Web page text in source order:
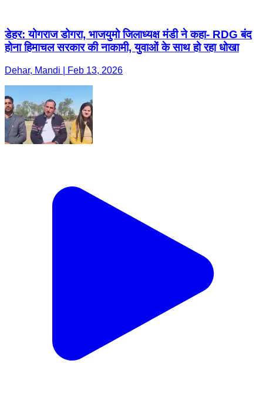
डेहर: योगराज डोगरा, भाजयुमो जिलाध्यक्ष मंडी ने कहा- RDG बंद
होना हिमाचल सरकार की नाकामी, युवाओं के साथ हो रहा धोखा
Dehar, Mandi | Feb 13, 2026